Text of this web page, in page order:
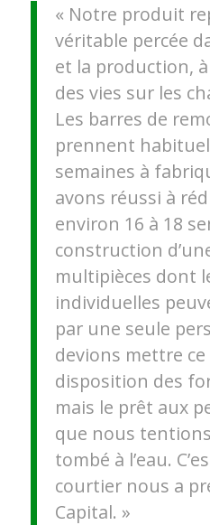
« Notre produit
véritable percée
et la production,
des vies sur les
Les barres de
prennent
semaines à
avons réussi à
environ 16 à 18
construction
multipièces dont
individuelles
par une seule
devions mettre
disposition des
mais le prêt aux
que nous
tombé à l’eau.
courtier nous a
Capital. »